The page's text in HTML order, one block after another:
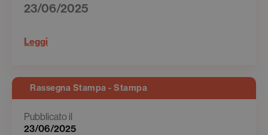
23/06/2025
Leggi
Rassegna Stampa - Stampa
Pubblicato il
23/06/2025